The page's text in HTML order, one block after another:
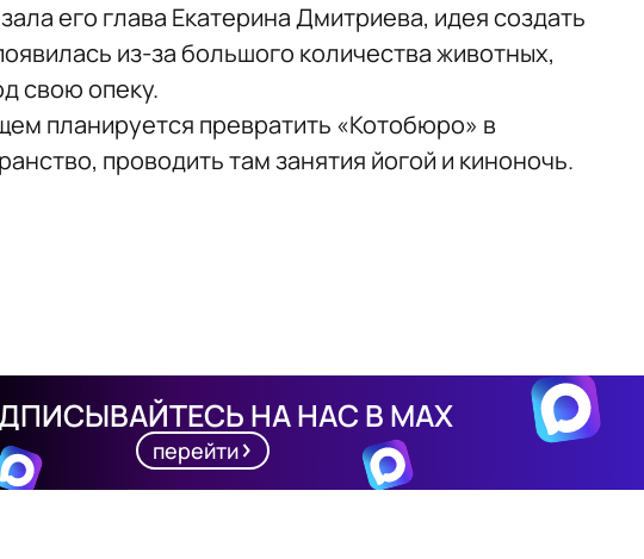
его глава Екатерина Дмитриева, идея создать
из-за большого количества животных,
свою опеку.
планируется превратить «Котобюро» в
проводить там занятия йогой и киноночь.
НА НАС В MAX
перейти